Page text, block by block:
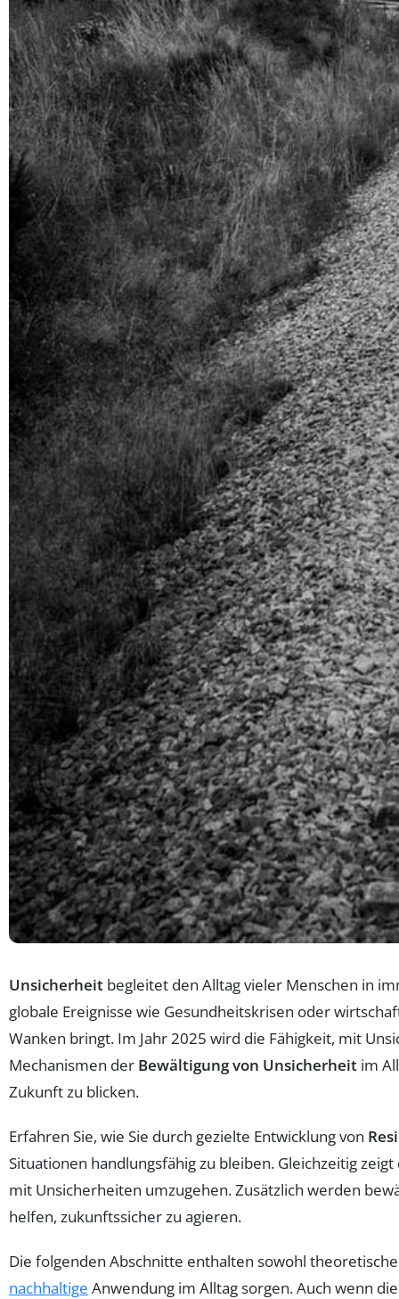
Unsicherheit begleitet den Alltag vieler Menschen in
globale Ereignisse wie Gesundheitskrisen oder
Wanken bringt. Im Jahr 2025 wird die Fähigkeit, mit
Mechanismen der Bewältigung von Unsicherheit im
Zukunft zu blicken.
Erfahren Sie, wie Sie durch gezielte Entwicklung von
Situationen handlungsfähig zu bleiben. Gleichzeitig
mit Unsicherheiten umzugehen. Zusätzlich werden
helfen, zukunftssicher zu agieren.
Die folgenden Abschnitte enthalten sowohl
nachhaltige Anwendung im Alltag sorgen. Auch wenn